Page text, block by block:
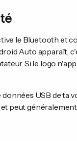
le Bluetooth et
Auto apparaît,
Si le logo
USB de ta
peut